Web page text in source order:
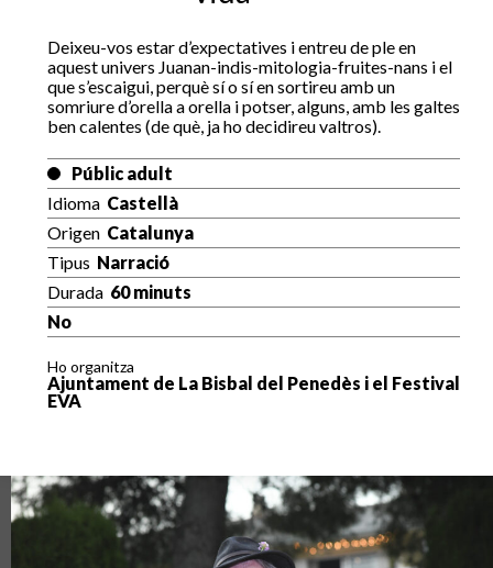
Deixeu-vos estar d’expectatives i entreu de ple en
aquest univers Juanan-indis-mitologia-fruites-nans i el
que s’escaigui, perquè sí o sí en sortireu amb un
somriure d’orella a orella i potser, alguns, amb les galtes
ben calentes (de què, ja ho decidireu valtros).
Públic adult
Idioma Castellà
Origen Catalunya
Tipus Narració
Durada 60 minuts
No
Ho organitza
Ajuntament de La Bisbal del Penedès i el Festival
EVA